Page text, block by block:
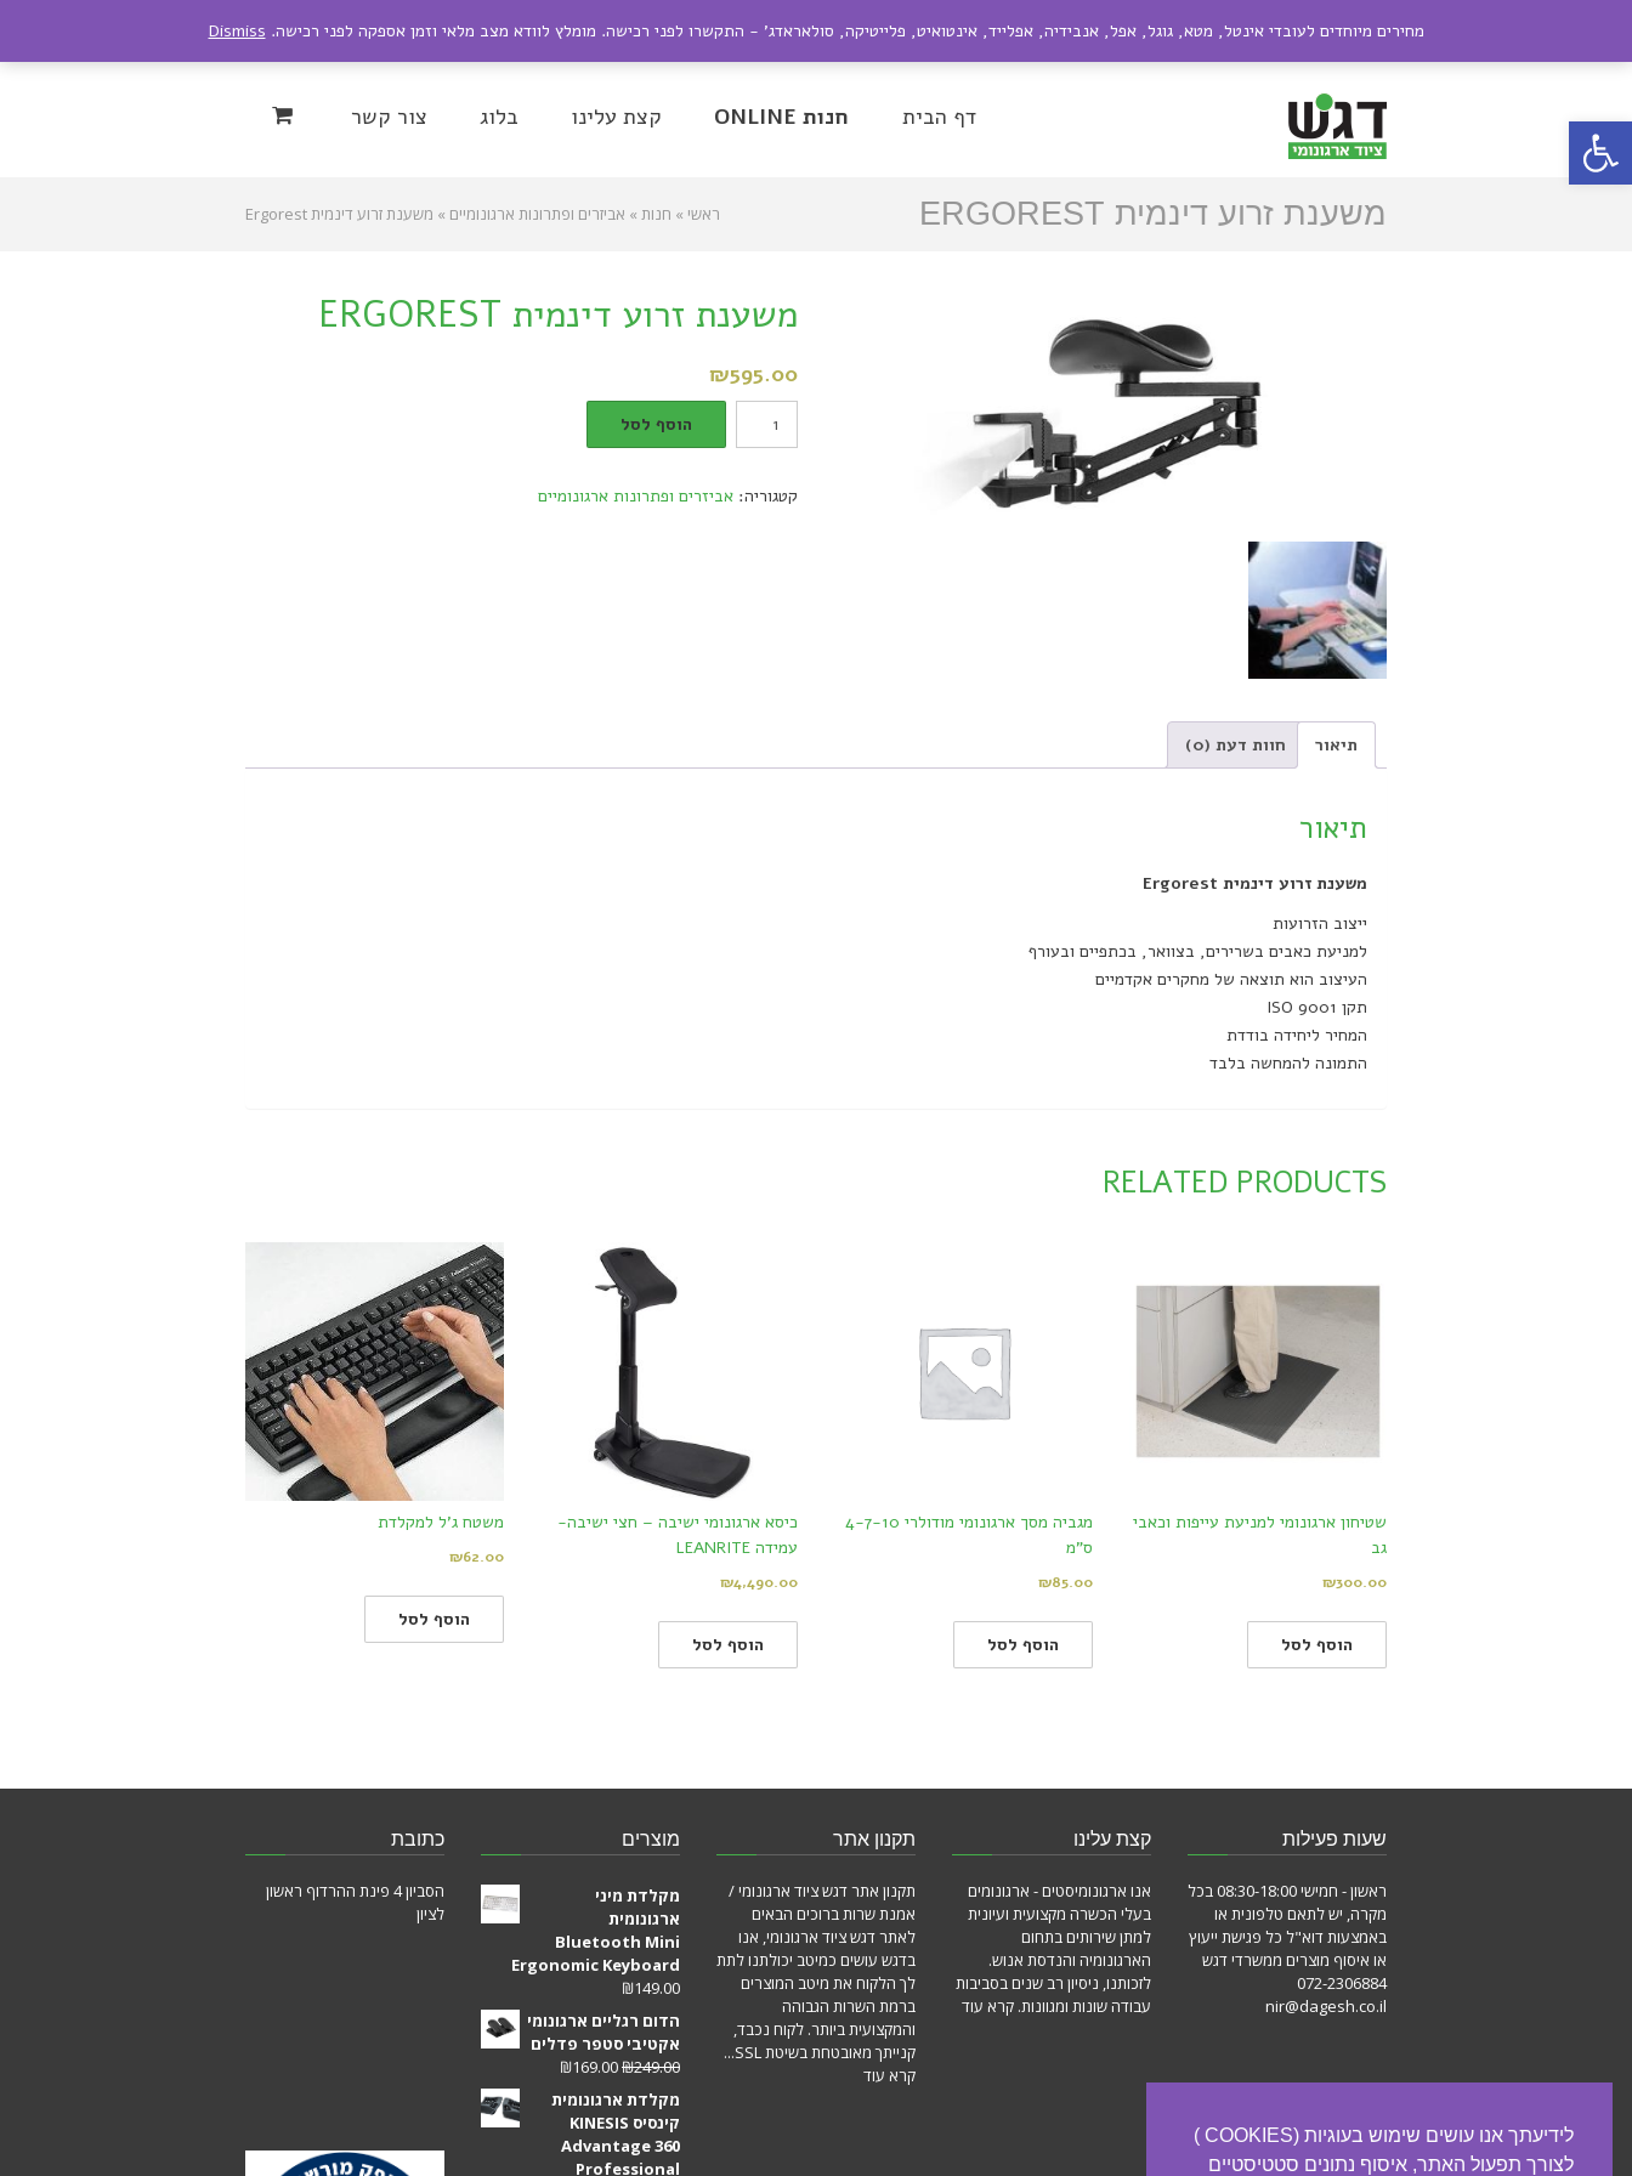
פתח סרגל נגישות
072-2306884
|
050-9909089
nir@dagesh.co.il
Facebook
Twitter
Google+
YouTube
Instagram
דף הבית חנות ONLINE קצת עלינו בלוג צור קשר
משענת זרוע דינמית ERGOREST ראשי » חנות » אביזרים ופתרונות ארגונומיים » משענת זרוע דינמית Ergorest
משענת זרוע דינמית ERGOREST
₪595.00
זרוע
Ergorest
הוסף לסל
קטגוריה: אביזרים ופתרונות ארגונומיים
תיאור חוות דעת (0)
תיאור
משענת זרוע דינמית Ergorest
ייצוב הזרועות
למניעת כאבים בשרירים, בצוואר, בכתפיים ובעורף
העיצוב הוא תוצאה של מחקרים אקדמיים
תקן ISO 9001
המחיר ליחידה בודדת
התמונה להמחשה בלבד
RELATED PRODUCTS
שטיחון ארגונומי למניעת עייפות וכאבי
גב
₪300.00
הוסף לסל
מגביה מסך ארגונומי מודולרי 4-7-10
ס"מ
₪85.00
הוסף לסל
כיסא ארגונומי ישיבה – חצי ישיבה-
עמידה LEANRITE
₪4,490.00
הוסף לסל
משטח ג'ל למקלדת
₪62.00
הוסף לסל
שעות פעילות
ראשון - חמישי 08:30-18:00 בכל
מקרה, יש לתאם טלפונית או
באמצעות דוא"ל כל פגישת ייעוץ
או איסוף מוצרים ממשרדי דגש
072-2306884
nir@dagesh.co.il
קצת עלינו
אנו ארגונומיסטים - ארגונומים
בעלי הכשרה מקצועית ועיונית
למתן שירותים בתחום
הארגונומיה והנדסת אנוש.
לזכותנו, ניסיון רב שנים בסביבות
עבודה שונות ומגוונות. קרא עוד
תקנון אתר
תקנון אתר דגש ציוד ארגונומי /
אמנת שרות ברוכים הבאים
לאתר דגש ציוד ארגונומי, אנו
בדגש עושים כמיטב יכולתנו לתת
לך הלקוח את מיטב המוצרים
ברמת השרות הגבוהה
והמקצועית ביותר. לקוח נכבד,
קנייתך מאובטחת בשיטת SSL...
קרא עוד
מוצרים
מקלדת מיני
ארגונומית
Bluetooth Mini
Ergonomic Keyboard
₪149.00
הדום רגליים ארגונומי
אקטיבי סטפר פדלים
₪249.00
₪169.00
מקלדת ארגונומית
קינסיס KINESIS
Advantage 360
Professional
כתובת
הסביון 4 פינת ההרדוף ראשון
לציון
מחירים מיוחדים לעובדי אינטל, מטא, גוגל, אפל, אנבידיה, אפלייד, אינטואיט, פלייטיקה, סולאראדג' - התקשרו לפני רכישה. מומלץ לוודא מצב מלאי וזמן אספקה לפני רכישה. Dismiss
לידיעתך אנו עושים שימוש בעוגיות (COOKIES )
לצורך תפעול האתר, איסוף נתונים סטטיסטיים